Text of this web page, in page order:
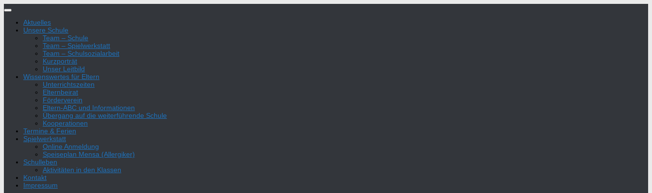
Zum
springenAktuelles
Unsere Schule
Team – Schule
Team – Spielwerkstatt
Team – Schulsozialarbeit
Kurzporträt
Unser Leitbild
Wissenswertes für Eltern
Unterrichtszeiten
Elternbeirat
Förderverein
Eltern-ABC und Informationen
Übergang auf die weiterführende Schule
Kooperationen
Termine & Ferien
Spielwerkstatt
Online Anmeldung
Speiseplan Mensa (Allergiker)
Schulleben
Aktivitäten in den Klassen
Kontakt
Impressum